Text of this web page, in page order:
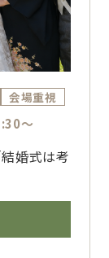
会場重視
～
婚式は考
る少人数